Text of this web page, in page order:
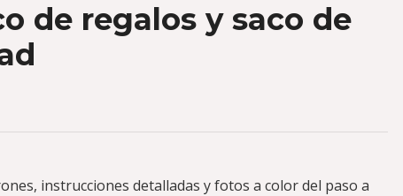
de regalos y saco de
instrucciones detalladas y fotos a color del paso a